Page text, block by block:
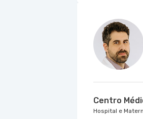
Centro
Hospital e